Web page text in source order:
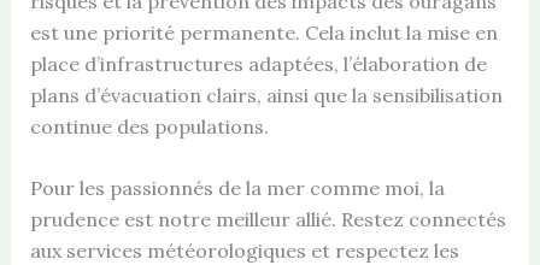
est une priorité permanente. Cela inclut la mise en
place d’infrastructures adaptées, l’élaboration de
plans d’évacuation clairs, ainsi que la sensibilisation
continue des populations.
Pour les passionnés de la mer comme moi, la
prudence est notre meilleur allié. Restez connectés
aux services météorologiques et respectez les